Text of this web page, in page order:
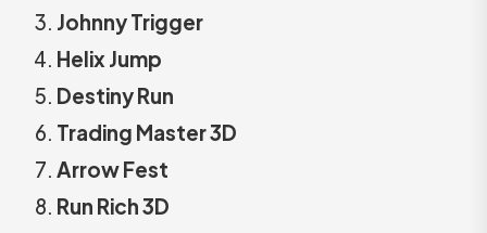
Johnny Trigger
Helix Jump
Destiny Run
Trading Master 3D
Arrow Fest
Run Rich 3D